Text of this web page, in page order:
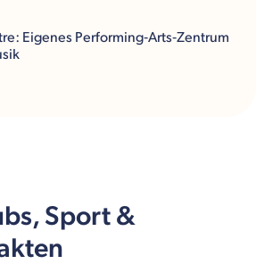
Eigenes Performing‑Arts‑Zentrum
Sport &